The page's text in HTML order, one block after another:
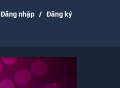
Đăng nhập / Đăng ký